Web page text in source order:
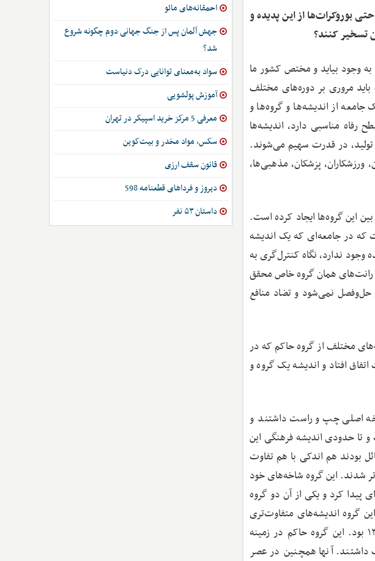
بوروکرات‌ها از این پدیده و
تسخیر کنند؟
وجود بیاید و مختص کشور ما
مروری بر دوره‌های مختلف
از اندیشه‌ها و گروه‌ها و
مناسبی دارد، اندیشه‌ها
در قدرت سهیم می‌شوند.
پزشکان، مذهبی‌ها،
این گروه‌ها ایجاد کرده است.
که در جامعه‌ای که یک اندیشه
ندارد، نگاه کنترل‌گری به
رانت‌های همان گروه خاص محقق
حل‌وفصل نمی‌شود و تضاد منافع
و اندیشه‌های مختلف از گروه حاکم که در
افتاد و اندیشه یک گروه و
داخلی خویش دو شاخه اصلی چپ و راست داشتند و
تا حدودی اندیشه فرهنگی این
بودند هم اندکی با هم تفاوت
شدند. این گروه شاخه‌های خود
دولت در ایران شکل تازه‌ای پیدا کرد و یکی از آن دو گروه
گروه اندیشه‌های متفاوت‌تری
داشتند و افراطی‌تر بودند و شروع فعالیت آنها به‌طور مشخص از شورای دوم شهر تهران در سال ۱۳۸۲ بود. این گروه حاکم در زمینه
داشتند. آنها همچنین در عصر
احمقانه‌های مائو
جهش آلمان پس از جنگ جهانی دوم چگونه شروع
شد؟
سواد به‌معنای توانایی درک دنیاست
آموزش پولشویی
معرفی 5 مرکز خرید اسپیکر در تهران
سکس، مواد مخدر و بیت‌کوین
قانون سقف ارزی
دیروز و فرداهای قطعنامه 598
داستان ۵۳ نفر